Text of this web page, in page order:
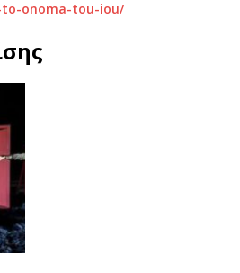
to-onoma-tou-iou/